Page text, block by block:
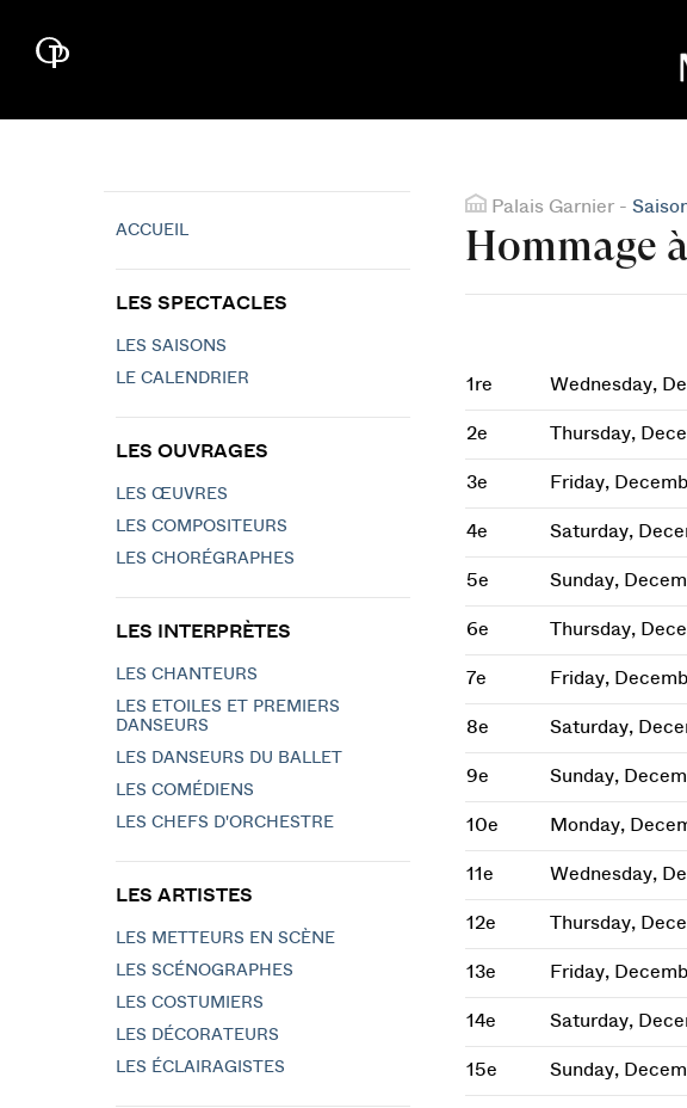
Palais Garnier -
Hommage
1re Wednesday,
2e Thursday,
3e Friday,
4e Saturday,
5e Sunday,
6e Thursday,
7e Friday,
8e Saturday,
9e Sunday,
10e Monday,
11e Wednesday,
12e Thursday,
13e Friday,
14e Saturday,
15e Sunday,
ACCUEIL
LES SPECTACLES
LES SAISONS
LE CALENDRIER
LES OUVRAGES
LES ŒUVRES
LES COMPOSITEURS
LES CHORÉGRAPHES
LES INTERPRÈTES
LES CHANTEURS
LES ETOILES ET PREMIERS
DANSEURS
LES DANSEURS DU BALLET
LES COMÉDIENS
LES CHEFS D'ORCHESTRE
LES ARTISTES
LES METTEURS EN SCÈNE
LES SCÉNOGRAPHES
LES COSTUMIERS
LES DÉCORATEURS
LES ÉCLAIRAGISTES